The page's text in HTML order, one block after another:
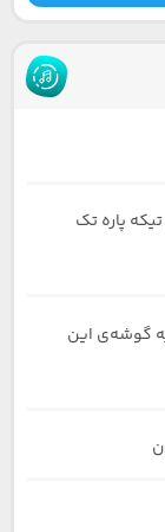
پاره تک
گوشه‌ی این